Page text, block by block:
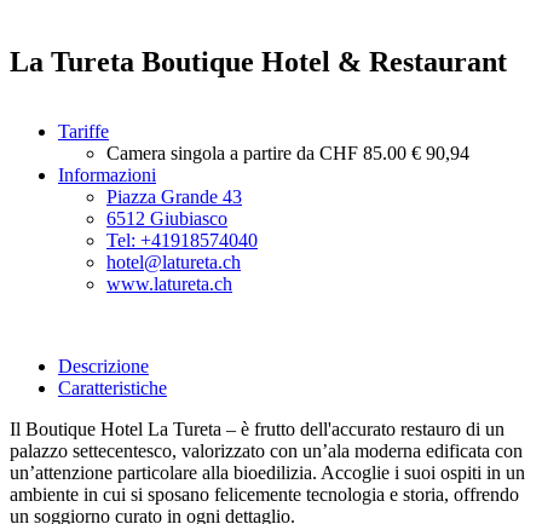
La Tureta Boutique Hotel & Restaurant
Tariffe
Camera singola a partire da CHF 85.00 € 90,94
Informazioni
Piazza Grande 43
6512 Giubiasco
Tel: +41918574040
hotel@latureta.ch
www.latureta.ch
Descrizione
Caratteristiche
Il Boutique Hotel La Tureta – è frutto dell'accurato restauro di un
palazzo settecentesco, valorizzato con un’ala moderna edificata con
un’attenzione particolare alla bioedilizia. Accoglie i suoi ospiti in un
ambiente in cui si sposano felicemente tecnologia e storia, offrendo
un soggiorno curato in ogni dettaglio.